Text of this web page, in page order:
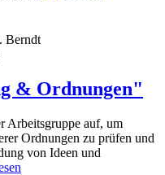
Berndt
& Ordnungen"
Arbeitsgruppe auf, um
Ordnungen zu prüfen und
von Ideen und